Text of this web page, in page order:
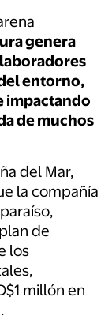
genera
entorno,
impactando
de muchos
del Mar,
la compañía
de
los
millón en